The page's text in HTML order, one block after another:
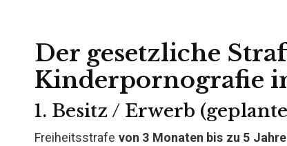
Der gesetzliche
Kinderpornografie
1. Besitz / Erwerb
Freiheitsstrafe von 3 Monaten bis zu 5